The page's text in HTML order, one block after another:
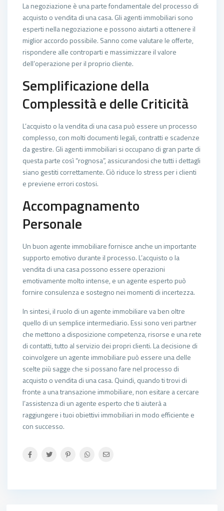
La negoziazione è una parte fondamentale del processo di
acquisto o vendita di una casa. Gli agenti immobiliari sono
esperti nella negoziazione e possono aiutarti a ottenere il
miglior accordo possibile. Sanno come valutare le offerte,
rispondere alle controparti e massimizzare il valore
dell’operazione per il proprio cliente.
Semplificazione della
Complessità e delle Criticità
L’acquisto o la vendita di una casa può essere un processo
complesso, con molti documenti legali, contratti e scadenze
da gestire. Gli agenti immobiliari si occupano di gran parte di
questa parte così “rognosa”, assicurandosi che tutti i dettagli
siano gestiti correttamente. Ciò riduce lo stress per i clienti
e previene errori costosi.
Accompagnamento
Personale
Un buon agente immobiliare fornisce anche un importante
supporto emotivo durante il processo. L’acquisto o la
vendita di una casa possono essere operazioni
emotivamente molto intense, e un agente esperto può
fornire consulenza e sostegno nei momenti di incertezza.
In sintesi, il ruolo di un agente immobiliare va ben oltre
quello di un semplice intermediario. Essi sono veri partner
che mettono a disposizione competenza, risorse e una rete
di contatti, tutto al servizio dei propri clienti. La decisione di
coinvolgere un agente immobiliare può essere una delle
scelte più sagge che si possano fare nel processo di
acquisto o vendita di una casa. Quindi, quando ti trovi di
fronte a una transazione immobiliare, non esitare a cercare
l’assistenza di un agente esperto che ti aiuterà a
raggiungere i tuoi obiettivi immobiliari in modo efficiente e
con successo.